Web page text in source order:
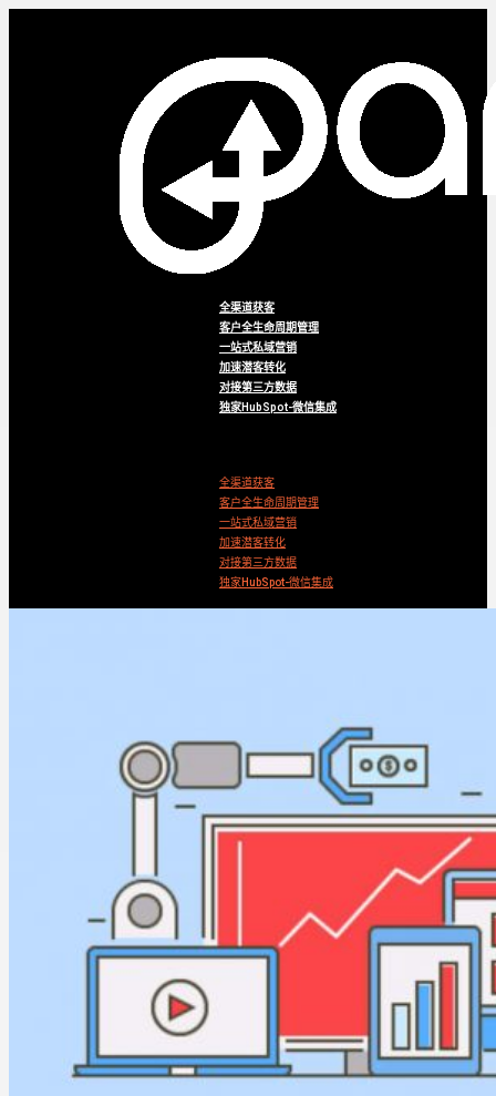
全渠道获客
客户全生命周期管理
一站式私域营销
加速潜客转化
对接第三方数据
独家HubSpot-微信集成
全渠道获客
客户全生命周期管理
一站式私域营销
加速潜客转化
对接第三方数据
独家HubSpot-微信集成